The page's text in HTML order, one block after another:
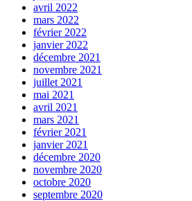
avril 2022
mars 2022
février 2022
janvier 2022
décembre 2021
novembre 2021
juillet 2021
mai 2021
avril 2021
mars 2021
février 2021
janvier 2021
décembre 2020
novembre 2020
octobre 2020
septembre 2020